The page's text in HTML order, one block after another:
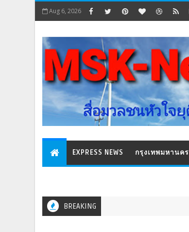
Aug 6, 2026
EXPRESS NEWS กรุงเทพมหานคร
BREAKING